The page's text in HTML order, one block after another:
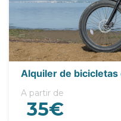
Alquiler de
A partir de
35€